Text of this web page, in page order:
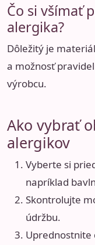
Čo si všímať
alergika?
Dôležitý je
a možnosť
výrobcu.
Ako vybrať
alergikov
Vyberte si
napríklad
Skontrolujte
údržbu.
Uprednostnite